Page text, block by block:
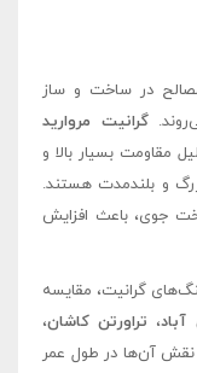
در ساخت و ساز
گرانیت مروارید
مقاومت بسیار بالا و
و بلندمدت هستند.
جوی، باعث افزایش
گرانیت، مقایسه
، تراورتن کاشان،
آن‌ها در طول عمر